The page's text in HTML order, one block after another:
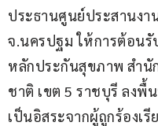
ประธานศูนย์ประสานง
จ.นครปฐม ให้การต้อน
หลักประกันสุขภาพ สำ
ชาติ เขต 5 ราชบุรี ลงพื้
เป็นอิสระจากผู้ถูกร้องเ